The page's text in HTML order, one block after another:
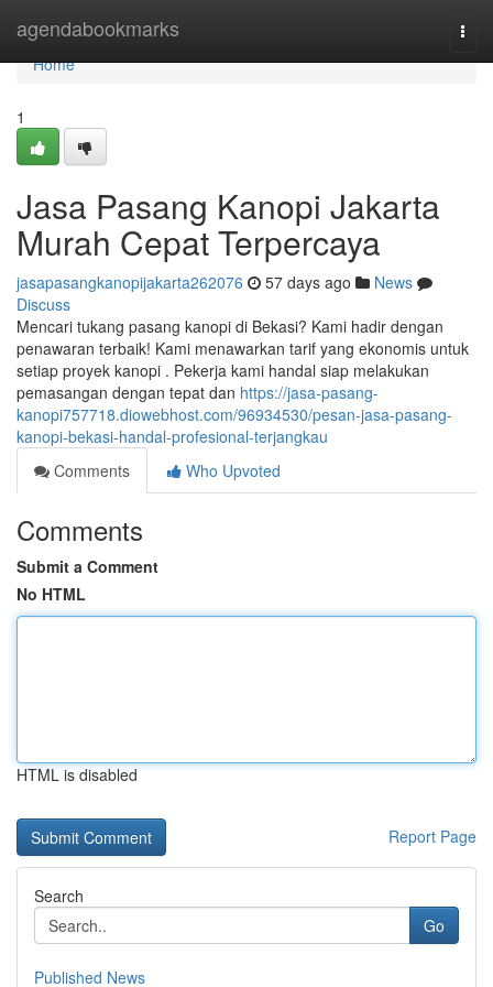
agendabookmarks
Home
Home
1
Jasa Pasang Kanopi Jakarta
Murah Cepat Terpercaya
jasapasangkanopijakarta262076 57 days ago
News
Discuss
Mencari tukang pasang kanopi di Bekasi? Kami hadir dengan
penawaran terbaik! Kami menawarkan tarif yang ekonomis untuk
setiap proyek kanopi . Pekerja kami handal siap melakukan
pemasangan dengan tepat dan https://jasa-pasang-
kanopi757718.diowebhost.com/96934530/pesan-jasa-pasang-
kanopi-bekasi-handal-profesional-terjangkau
Comments
Who Upvoted
Comments
Submit a Comment
No HTML
HTML is disabled
Report Page
Search
Go
Published News